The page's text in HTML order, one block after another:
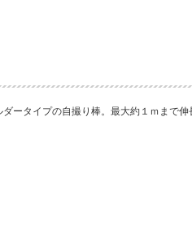
ータイプの自撮り棒。最大約１ｍまで伸